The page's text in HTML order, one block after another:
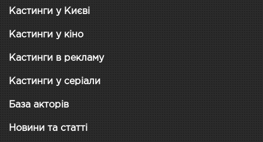
Кастинги у Києві
Кастинги у кіно
Кастинги в рекламу
Кастинги у серіали
База акторів
Новини та статті